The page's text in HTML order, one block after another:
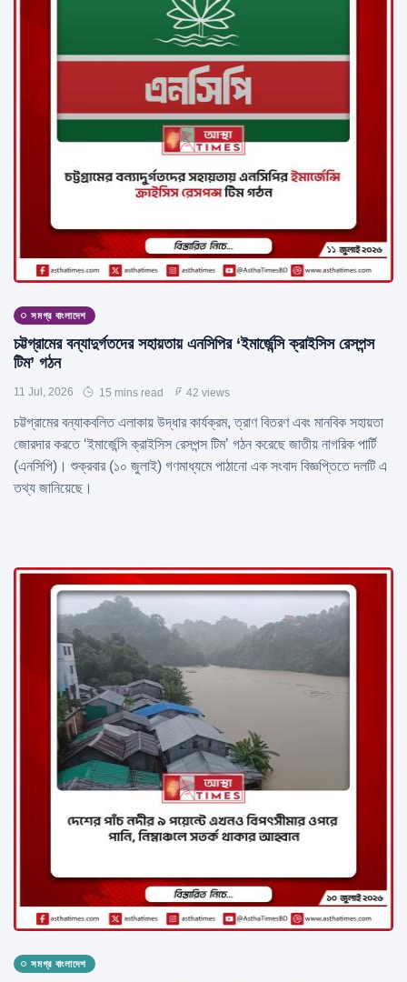
সমগ্র বাংলাদেশ
চট্টগ্রামের বন্যাদুর্গতদের সহায়তায় এনসিপির ‘ইমার্জেন্সি ক্রাইসিস রেসপন্স
টিম’ গঠন
11 Jul, 2026 15 mins read 42 views
চট্টগ্রামের বন্যাকবলিত এলাকায় উদ্ধার কার্যক্রম, ত্রাণ বিতরণ এবং মানবিক সহায়তা
জোরদার করতে ‘ইমার্জেন্সি ক্রাইসিস রেসপন্স টিম’ গঠন করেছে জাতীয় নাগরিক পার্টি
(এনসিপি)। শুক্রবার (১০ জুলাই) গণমাধ্যমে পাঠানো এক সংবাদ বিজ্ঞপ্তিতে দলটি এ
তথ্য জানিয়েছে।
সমগ্র বাংলাদেশ